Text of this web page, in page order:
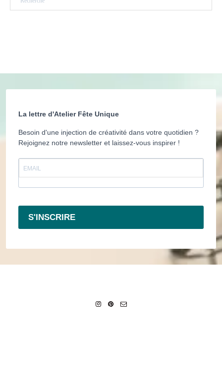
La lettre d'Atelier Fête Unique
Besoin d'une injection de créativité dans votre quotidien ?
Rejoignez notre newsletter et laissez-vous inspirer !
S'INSCRIRE